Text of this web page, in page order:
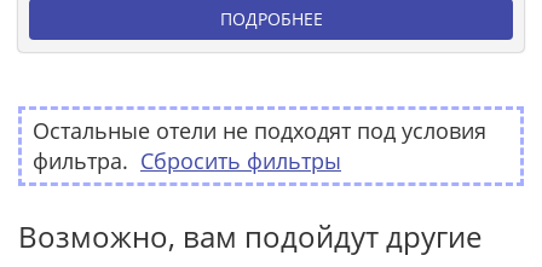
ПОДРОБНЕЕ
Остальные отели не подходят под условия
фильтра. Сбросить фильтры
Возможно, вам подойдут другие